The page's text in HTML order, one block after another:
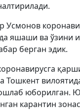
Усмонов
яшаши ва ўзини
берган эдик.
Тошкент
юборилган.
карантин